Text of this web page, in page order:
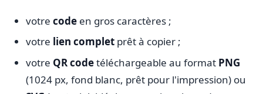
votre codeen gros caractères ;
votre lien completprêt à copier ;
votre QR codetéléchargeable au format PNG
(1024 px, fond blanc, prêt pour l'impression) ou